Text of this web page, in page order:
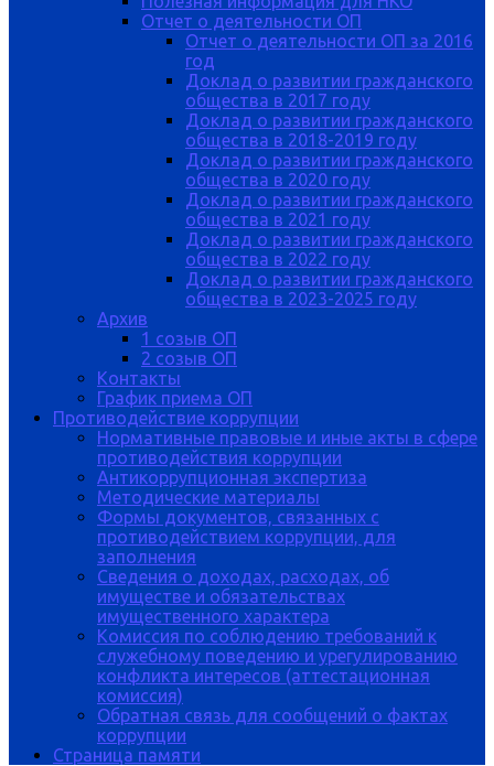
Отчет о деятельности ОП
Отчет о деятельности ОП за 2016
год
Доклад о развитии гражданского
общества в 2017 году
Доклад о развитии гражданского
общества в 2018-2019 году
Доклад о развитии гражданского
общества в 2020 году
Доклад о развитии гражданского
общества в 2021 году
Доклад о развитии гражданского
общества в 2022 году
Доклад о развитии гражданского
общества в 2023-2025 году
Архив
1 созыв ОП
2 созыв ОП
Контакты
График приема ОП
Противодействие коррупции
Нормативные правовые и иные акты в сфере
противодействия коррупции
Антикоррупционная экспертиза
Методические материалы
Формы документов, связанных с
противодействием коррупции, для
заполнения
Сведения о доходах, расходах, об
имуществе и обязательствах
имущественного характера
Комиссия по соблюдению требований к
служебному поведению и урегулированию
конфликта интересов (аттестационная
комиссия)
Обратная связь для сообщений о фактах
коррупции
Страница памяти